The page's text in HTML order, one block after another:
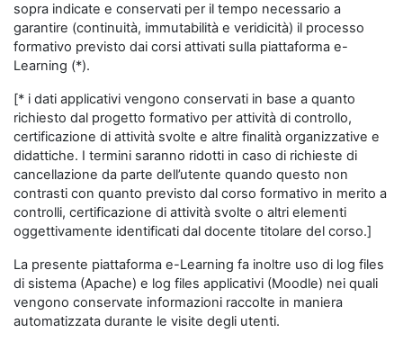
sopra indicate e conservati per il tempo necessario a
garantire (continuità, immutabilità e veridicità) il processo
formativo previsto dai corsi attivati sulla piattaforma e-
Learning (*).
[* i dati applicativi vengono conservati in base a quanto
richiesto dal progetto formativo per attività di controllo,
certificazione di attività svolte e altre finalità organizzative e
didattiche. I termini saranno ridotti in caso di richieste di
cancellazione da parte dell’utente quando questo non
contrasti con quanto previsto dal corso formativo in merito a
controlli, certificazione di attività svolte o altri elementi
oggettivamente identificati dal docente titolare del corso.]
La presente piattaforma e-Learning fa inoltre uso di log files
di sistema (Apache) e log files applicativi (Moodle) nei quali
vengono conservate informazioni raccolte in maniera
automatizzata durante le visite degli utenti.